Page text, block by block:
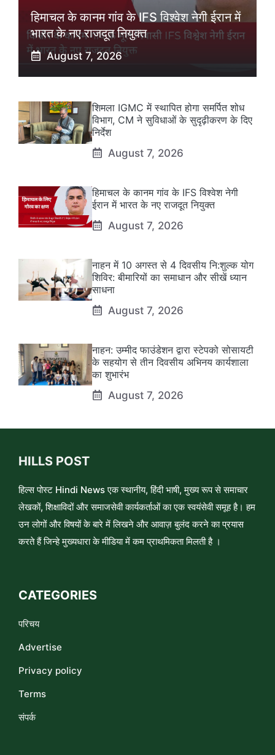
हिमाचल के कानम गांव के IFS विश्वेश नेगी ईरान में
भारत के नए राजदूत नियुक्त
August 7, 2026
शिमला IGMC में स्थापित होगा समर्पित शोध
विभाग, CM ने सुविधाओं के सुदृढ़ीकरण के दिए
निर्देश
August 7, 2026
हिमाचल के कानम गांव के IFS विश्वेश नेगी
ईरान में भारत के नए राजदूत नियुक्त
August 7, 2026
नाहन में 10 अगस्त से 4 दिवसीय नि:शुल्क योग
शिविर: बीमारियों का समाधान और सीखें ध्यान
साधना
August 7, 2026
नाहन: उम्मीद फाउंडेशन द्वारा स्टेपको सोसायटी
के सहयोग से तीन दिवसीय अभिनय कार्यशाला
का शुभारंभ
August 7, 2026
HILLS POST
हिल्स पोस्ट Hindi News एक स्थानीय, हिंदी भाषी, मुख्य रूप से समाचार
लेखकों, शिक्षाविदों और समाजसेवी कार्यकर्ताओं का एक स्वयंसेवी समूह है। हम
उन लोगों और विषयों के बारे में लिखने और आवाज़ बुलंद करने का प्रयास
करते हैं जिन्हे मुख्यधारा के मीडिया में कम प्राथमिकता मिलती है ।
CATEGORIES
परिचय
Advertise
Privacy policy
Terms
संपर्क